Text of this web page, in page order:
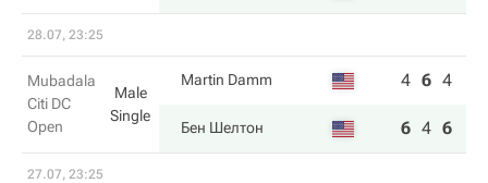
28.07, 23:25
Mubadala
Citi DC
Open
Male
Single
Martin Damm 4 6 4
Бен Шелтон 6 4 6
27.07, 23:25